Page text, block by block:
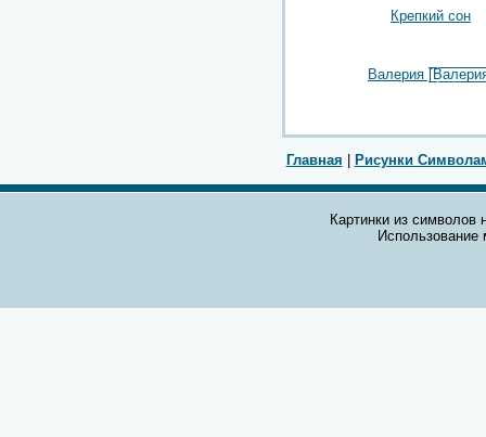
Крепкий сон
Валерия
Главная Рисунки
Картинки из символов
Использование